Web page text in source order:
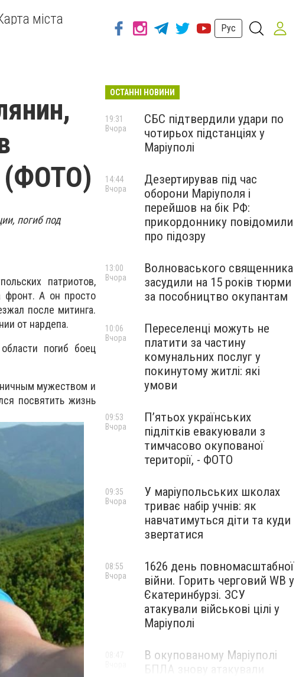
міста
Рус
(ФОТО)
погиб под
патриотов,
фронт. А он просто
после митинга.
от нардепа.
погиб боец
мужеством и
посвятить жизнь
ОСТАННІ НОВИНИ
СБС підтвердили удари по
чотирьох підстанціях у
Маріуполі
19:31
Вчора
Дезертирував під час
оборони Маріуполя і
перейшов на бік РФ:
прикордоннику повідомили
про підозру
14:44
Вчора
Волноваського священника
засудили на 15 років тюрми
за пособництво окупантам
13:00
Вчора
Переселенці можуть не
платити за частину
комунальних послуг у
покинутому житлі: які
умови
10:06
Вчора
П’ятьох українських
підлітків евакуювали з
тимчасово окупованої
території, - ФОТО
09:53
Вчора
У маріупольських школах
триває набір учнів: як
навчатимуться діти та куди
звертатися
09:35
Вчора
1626 день повномасштабної
війни. Горить черговий WB у
Єкатеринбурзі. ЗСУ
атакували військові цілі у
Маріуполі
08:55
Вчора
В окупованому Маріуполі
БПЛА знову атакували